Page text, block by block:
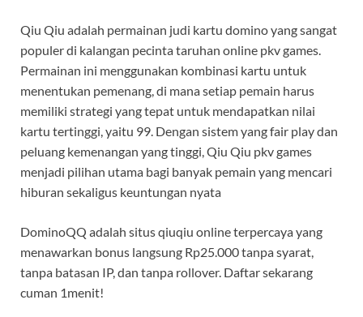
Qiu Qiu adalah permainan judi kartu domino yang sangat
populer di kalangan pecinta taruhan online pkv games.
Permainan ini menggunakan kombinasi kartu untuk
menentukan pemenang, di mana setiap pemain harus
memiliki strategi yang tepat untuk mendapatkan nilai
kartu tertinggi, yaitu 99. Dengan sistem yang fair play dan
peluang kemenangan yang tinggi, Qiu Qiu pkv games
menjadi pilihan utama bagi banyak pemain yang mencari
hiburan sekaligus keuntungan nyata
DominoQQ adalah situs qiuqiu online terpercaya yang
menawarkan bonus langsung Rp25.000 tanpa syarat,
tanpa batasan IP, dan tanpa rollover. Daftar sekarang
cuman 1menit!